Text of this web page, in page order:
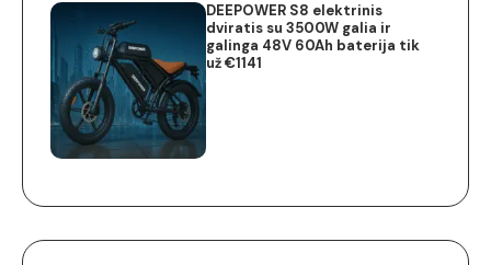
DEEPOWER S8 elektrinis
dviratis su 3500W galia ir
galinga 48V 60Ah baterija tik
už €1141